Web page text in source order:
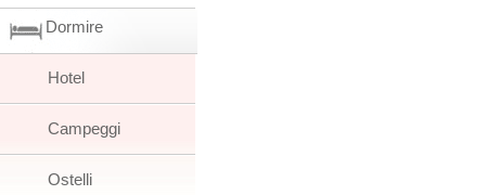
Dormire
Hotel
Campeggi
Ostelli